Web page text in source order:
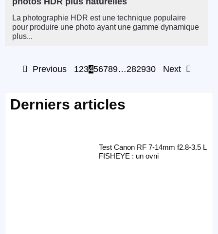
La photographie HDR est une technique populaire
pour produire une photo ayant une gamme dynamique
plus...
Previous 123456789…282930 Next
Derniers articles
Test Canon RF 7-14mm f2.8-3.5 L
FISHEYE : un ovni